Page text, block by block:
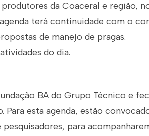
da Coaceral e região,
terá continuidade com o
de manejo de pragas.
do dia.
BA do Grupo Técnico e
Para esta agenda, estão
para